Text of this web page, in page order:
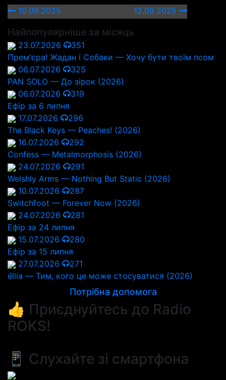
10.09.2025
12.09.2025
Найпопулярніше за місяць
23.07.2026
351
Прем'єра! Жадан і Собаки — Хочу бути твоїм псом
06.07.2026
325
PAN SOLO — До зірок (2026)
06.07.2026
319
Ефір за 6 липня
17.07.2026
296
The Black Keys — Peaches! (2026)
16.07.2026
292
Confess — Metalmorphosis (2026)
24.07.2026
291
Welshly Arms — Nothing But Static (2026)
10.07.2026
287
Switchfoot — Forever Now (2026)
24.07.2026
281
Ефір за 24 липня
15.07.2026
280
Ефір за 15 липня
27.07.2026
271
éllia — Тим, кого це може стосуватися (2026)
Потрібна допомога
👍 Приєднуйтесь до Radio
ROKS!
📱 Слухайте зі смартфона